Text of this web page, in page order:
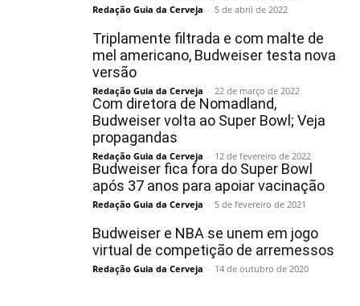
Redação Guia da Cerveja - 5 de abril de 2022
Triplamente filtrada e com malte de
mel americano, Budweiser testa nova
versão
Redação Guia da Cerveja - 22 de março de 2022
Com diretora de Nomadland,
Budweiser volta ao Super Bowl; Veja
propagandas
Redação Guia da Cerveja - 12 de fevereiro de 2022
Budweiser fica fora do Super Bowl
após 37 anos para apoiar vacinação
Redação Guia da Cerveja - 5 de fevereiro de 2021
Budweiser e NBA se unem em jogo
virtual de competição de arremessos
Redação Guia da Cerveja - 14 de outubro de 2020